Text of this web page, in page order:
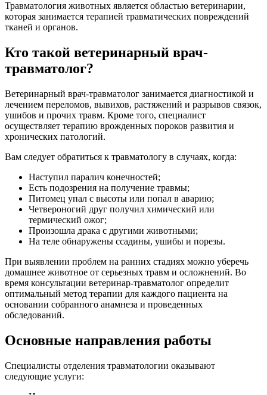
Травматология животных является областью ветеринарии,
которая занимается терапией травматических повреждений
тканей и органов.
Кто такой ветеринарный врач-
травматолог?
Ветеринарный врач-травматолог занимается диагностикой и
лечением переломов, вывихов, растяжений и разрывов связок,
ушибов и прочих травм. Кроме того, специалист
осуществляет терапию врожденных пороков развития и
хронических патологий.
Вам следует обратиться к травматологу в случаях, когда:
Наступил паралич конечностей;
Есть подозрения на получение травмы;
Питомец упал с высоты или попал в аварию;
Четвероногий друг получил химический или
термический ожог;
Произошла драка с другими животными;
На теле обнаружены ссадины, ушибы и порезы.
При выявлении проблем на ранних стадиях можно уберечь
домашнее животное от серьезных травм и осложнений. Во
время консультации ветеринар-травматолог определит
оптимальный метод терапии для каждого пациента на
основании собранного анамнеза и проведенных
обследований.
Основные направления работы
Специалисты отделения травматологии оказывают
следующие услуги: